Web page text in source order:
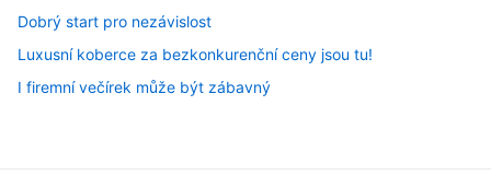
Dobrý start pro nezávislost
Luxusní koberce za bezkonkurenční ceny jsou tu!
I firemní večírek může být zábavný